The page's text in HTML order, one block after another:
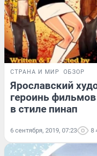
СТРАНА И МИР ОБЗОР
Ярославский
героинь
в стиле пинап
6 сентября, 2019, 07:23 8